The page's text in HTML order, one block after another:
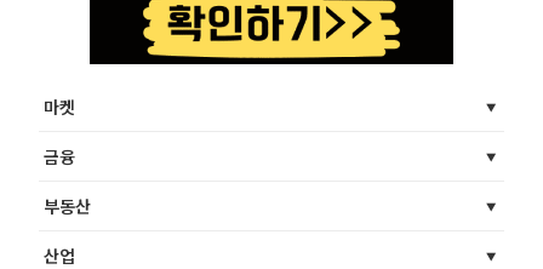
마켓
금융
부동산
산업